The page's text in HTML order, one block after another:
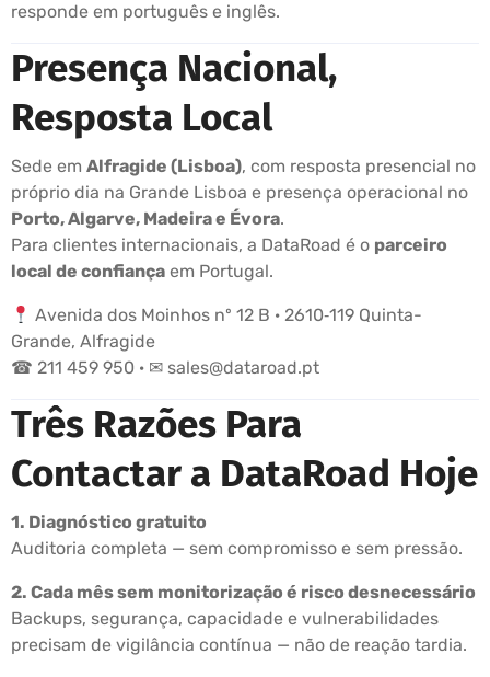
responde em português e inglês.
Presença Nacional,
Resposta Local
Sede em Alfragide (Lisboa), com resposta presencial no
próprio dia na Grande Lisboa e presença operacional no
Porto, Algarve, Madeira e Évora.
Para clientes internacionais, a DataRoad é o parceiro
local de confiança em Portugal.
Avenida dos Moinhos nº 12 B · 2610‑119 Quinta-
Grande, Alfragide
☎ 211 459 950 · ✉ sales@dataroad.pt
Três Razões Para
Contactar a DataRoad Hoje
1. Diagnóstico gratuito
Auditoria completa — sem compromisso e sem pressão.
2. Cada mês sem monitorização é risco desnecessário
Backups, segurança, capacidade e vulnerabilidades
precisam de vigilância contínua — não de reação tardia.